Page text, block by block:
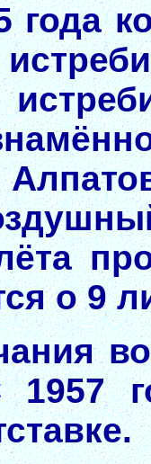
года
о 9